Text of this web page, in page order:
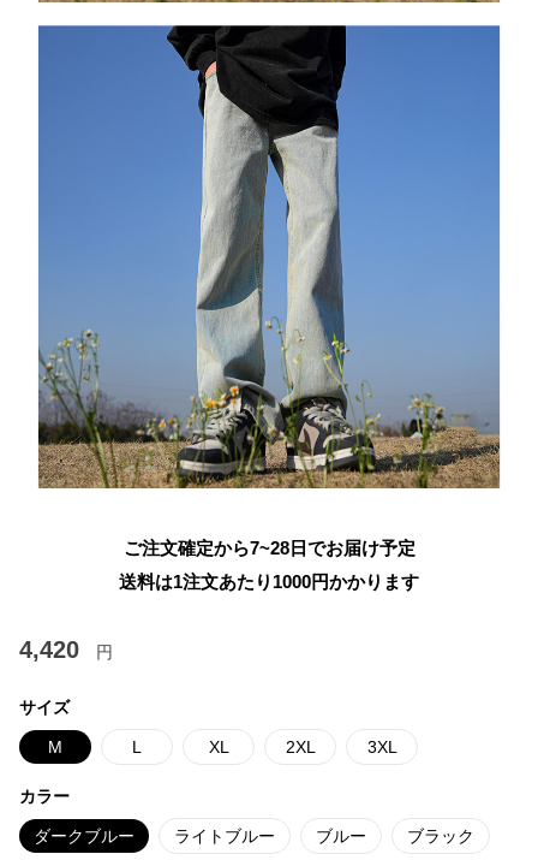
ご注文確定から7~28日でお届け予定
送料は1注文あたり 1000円かかります
4,420 円
サイズ
M L XL 2XL 3XL
カラー
ダークブルー ライトブルー ブルー ブラック